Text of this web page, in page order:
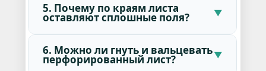
5. Почему по краям листа
оставляют сплошные поля?
6. Можно ли гнуть и вальцевать
перфорированный лист?